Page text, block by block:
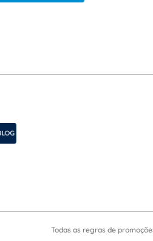
Todas as regras de